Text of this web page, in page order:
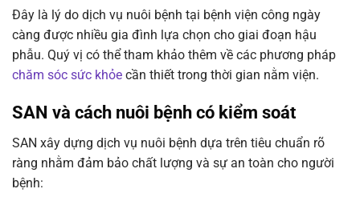
Đây là lý do dịch vụ nuôi bệnh tại bệnh viện công ngày
càng được nhiều gia đình lựa chọn cho giai đoạn hậu
phẫu. Quý vị có thể tham khảo thêm về các phương pháp
chăm sóc sức khỏe cần thiết trong thời gian nằm viện.
SAN và cách nuôi bệnh có kiểm soát
SAN xây dựng dịch vụ nuôi bệnh dựa trên tiêu chuẩn rõ
ràng nhằm đảm bảo chất lượng và sự an toàn cho người
bệnh: